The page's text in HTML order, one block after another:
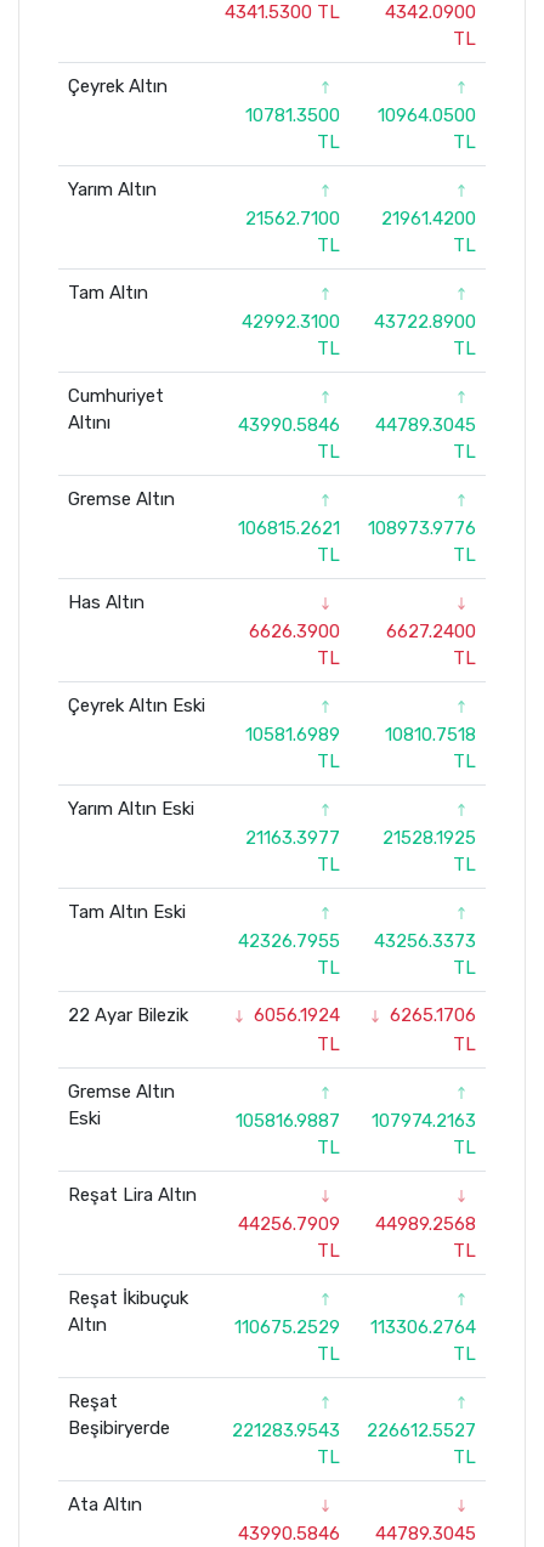
4341.5300 TL
4342.0900
TL
Çeyrek Altın
10781.3500
TL
10964.0500
TL
Yarım Altın
21562.7100
TL
21961.4200
TL
Tam Altın
42992.3100
TL
43722.8900
TL
Cumhuriyet
Altını
43990.5846
TL
44789.3045
TL
Gremse Altın
106815.2621
TL
108973.9776
TL
Has Altın
6626.3900
TL
6627.2400
TL
Çeyrek Altın Eski
10581.6989
TL
10810.7518
TL
Yarım Altın Eski
21163.3977
TL
21528.1925
TL
Tam Altın Eski
42326.7955
TL
43256.3373
TL
22 Ayar Bilezik
6056.1924
TL
6265.1706
TL
Gremse Altın
Eski
105816.9887
TL
107974.2163
TL
Reşat Lira Altın
44256.7909
TL
44989.2568
TL
Reşat İkibuçuk
Altın
110675.2529
TL
113306.2764
TL
Reşat
Beşibiryerde
221283.9543
TL
226612.5527
TL
Ata Altın
43990.5846
44789.3045